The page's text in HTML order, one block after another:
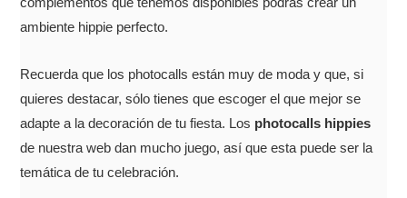
ambiente hippie perfecto.
Recuerda que los photocalls están muy de moda y que, si
quieres destacar, sólo tienes que escoger el que mejor se
adapte a la decoración de tu fiesta. Los photocalls hippies
de nuestra web dan mucho juego, así que esta puede ser la
temática de tu celebración.